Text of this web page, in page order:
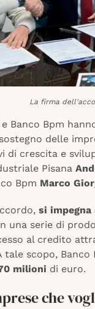
La firma
Banco Bpm
delle
di crescita e
Pisana
Bpm Marco
si impegna
una serie di
al credito
scopo, Banco
milioni di euro.
che